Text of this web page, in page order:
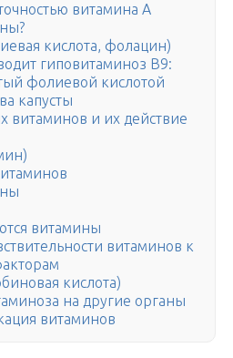
витамина А
кислота, фолацин)
гиповитаминоз B9:
фолиевой кислотой
капусты
витаминов и их действие
витамины
витаминов к
кислота)
на другие органы
витаминов